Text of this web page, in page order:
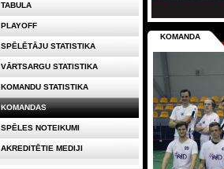
KOMANDA
TABULA
PLAYOFF
SPĒLĒTĀJU STATISTIKA
VĀRTSARGU STATISTIKA
KOMANDU STATISTIKA
KOMANDAS
SPĒLES NOTEIKUMI
AKREDITĒTIE MEDIJI